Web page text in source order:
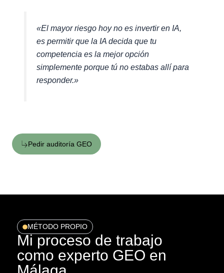
«El mayor riesgo hoy no es invertir en IA,
es permitir que la IA decida que tu
competencia es la mejor opción
simplemente porque tú no estabas allí para
responder.»
Pedir auditoría GEO
MÉTODO PROPIO
Mi proceso de trabajo
como experto GEO en